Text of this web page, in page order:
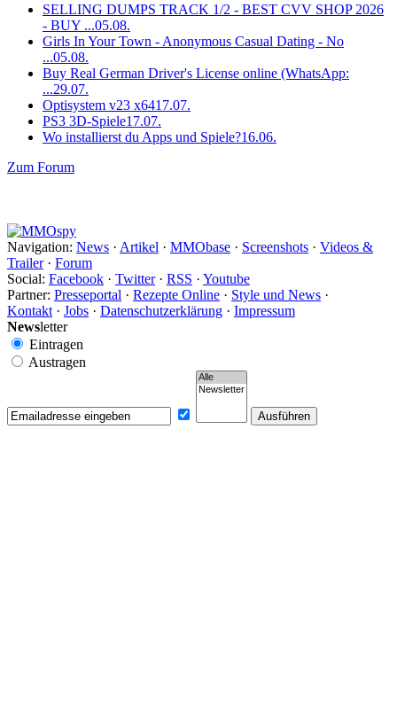
SELLING DUMPS TRACK 1/2 - BEST CVV SHOP 2026
- BUY ...05.08.
Girls In Your Town - Anonymous Casual Dating - No
...05.08.
Buy Real German Driver's License online (WhatsApp:
...29.07.
Optisystem v23 x6417.07.
PS3 3D-Spiele17.07.
Wo installierst du Apps und Spiele?16.06.
Zum Forum
Navigation: News · Artikel · MMObase · Screenshots · Videos &
Trailer· Forum
Social: Facebook · Twitter· RSS · Youtube
Partner: Presseportal · Rezepte Online · Style und News ·
Kontakt · Jobs · Datenschutzerklärung · Impressum
Newsletter
Eintragen
Austragen